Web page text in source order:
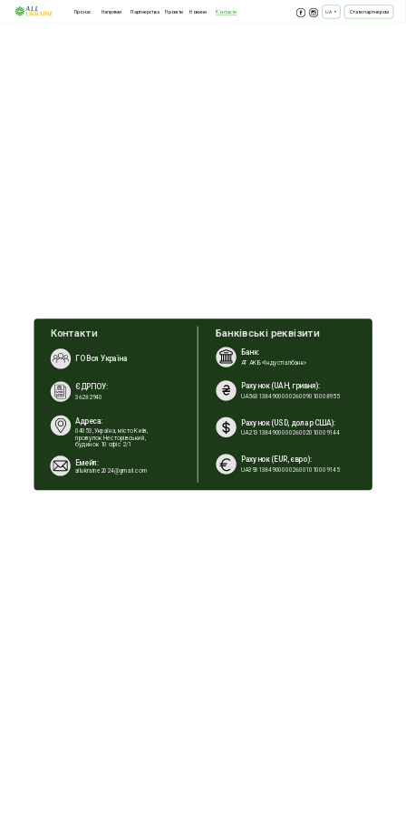
Про нас Напрями Партнерства Проєкти Новини Контакти Стати партнером
UA ▾
Контакти Банківські реквізити
Банк:
АТ АКБ «Індустіалбанк»
ГО Вся Україна
Рахунок (UAH, гривня):
UA563138490000026009010008955
ЄДРПОУ:
36282940
Адреса:
04053, Україна, місто Київ,
провулок Несторівський,
будинок 10 офіс 2/1
Рахунок (USD, долар США):
UA213138490000026002010009144
Рахунок (EUR, євро):
UA393138490000026001010009145
Емейл:
allukraine2024@gmail.com